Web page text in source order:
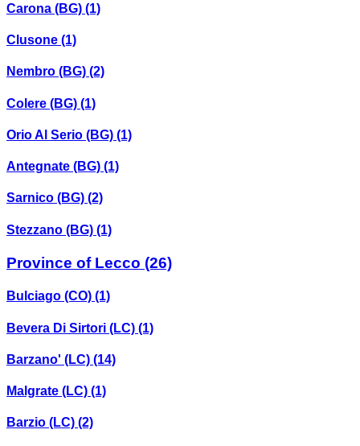
Carona (BG) (1)
Clusone (1)
Nembro (BG) (2)
Colere (BG) (1)
Orio Al Serio (BG) (1)
Antegnate (BG) (1)
Sarnico (BG) (2)
Stezzano (BG) (1)
Province of Lecco (26)
Bulciago (CO) (1)
Bevera Di Sirtori (LC) (1)
Barzano' (LC) (14)
Malgrate (LC) (1)
Barzio (LC) (2)